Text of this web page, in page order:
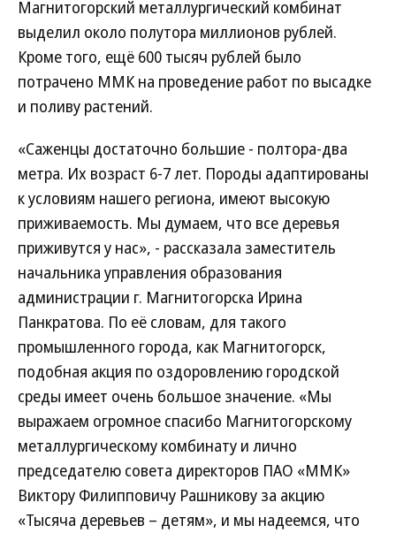
Магнитогорский металлургический комбинат
выделил около полутора миллионов рублей.
Кроме того, ещё 600 тысяч рублей было
потрачено ММК на проведение работ по высадке
и поливу растений.
«Саженцы достаточно большие - полтора-два
метра. Их возраст 6-7 лет. Породы адаптированы
к условиям нашего региона, имеют высокую
приживаемость. Мы думаем, что все деревья
приживутся у нас», - рассказала заместитель
начальника управления образования
администрации г. Магнитогорска Ирина
Панкратова. По её словам, для такого
промышленного города, как Магнитогорск,
подобная акция по оздоровлению городской
среды имеет очень большое значение. «Мы
выражаем огромное спасибо Магнитогорскому
металлургическому комбинату и лично
председателю совета директоров ПАО «ММК»
Виктору Филипповичу Рашникову за акцию
«Тысяча деревьев – детям», и мы надеемся, что